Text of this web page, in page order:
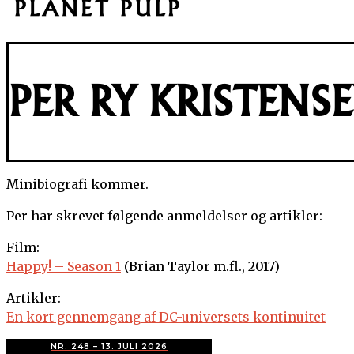
PER RY
Minibiografi kommer.
Per har skrevet følgende anmeldelser og artikler:
Film:
Happy! – Season 1 (Brian Taylor m.fl., 2017)
Artikler:
En kort gennemgang af DC-universets kontinuitet
NR. 248 – 13. JULI 2026